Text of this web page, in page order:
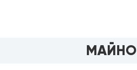
МАЙНО